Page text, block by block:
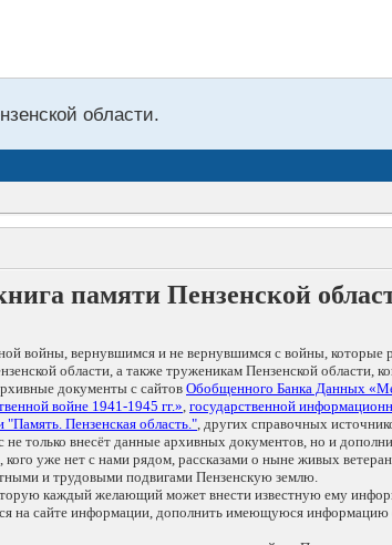
области.
памяти Пензенской
войны, вернувшимся и не вернувшимся с войны, которые
области, а также труженикам Пензенской области,
документы с сайтов Обобщенного Банка Данных
войне 1941-1945 гг.», государственной
"Память. Пензенская область.", других справочных
не только внесёт данные архивных документов, но и
уже нет с нами рядом, рассказами о ныне живых
и трудовыми подвигами Пензенскую землю.
каждый желающий может внести известную ему
на сайте информации, дополнить имеющуюся